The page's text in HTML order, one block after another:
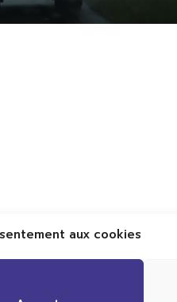
aux cookies
Val TV